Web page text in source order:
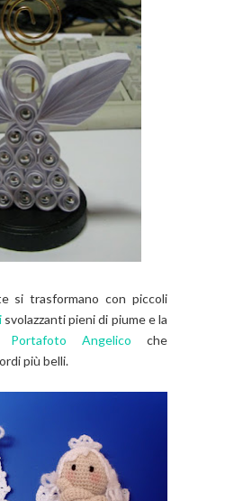
si trasformano con piccoli
svolazzanti pieni di piume e la
Portafoto Angelico che
più belli.